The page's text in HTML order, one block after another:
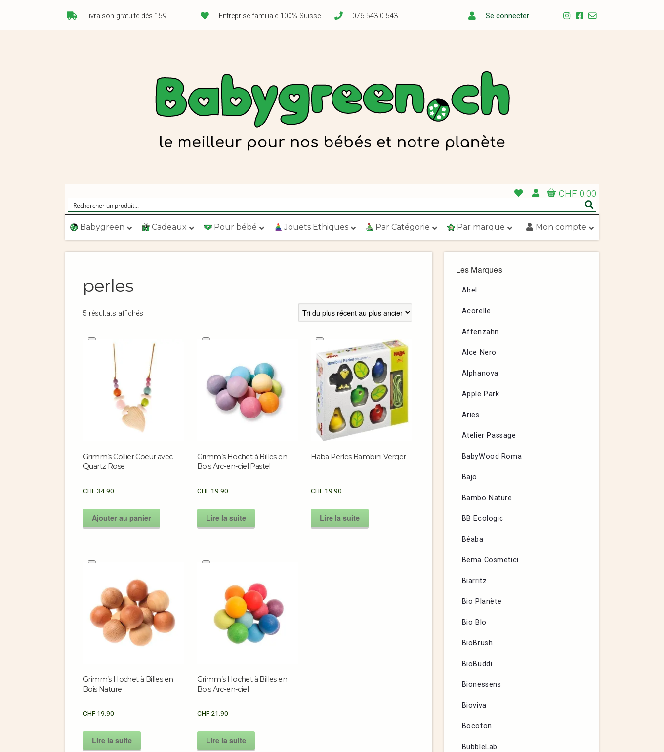
Livraison gratuite dès 159.- Entreprise familiale 100% Suisse 076 543 0 543 Se connecter
CHF 0.00
Babygreen Cadeaux Pour bébé Jouets Ethiques Par Catégorie Par marque Mon compte
perles
5 résultats affichés
Grimm’s Collier Coeur avec
Quartz Rose
CHF34.90
Ajouter au panier
Grimm’s Hochet à Billes en
Bois Arc-en-ciel Pastel
CHF19.90
Lire la suite
Haba Perles Bambini Verger
CHF 19.90
Lire la suite
Grimm’s Hochet à Billes en
Bois Nature
CHF 19.90
Lire la suite
Grimm’s Hochet à Billes en
Bois Arc-en-ciel
CHF21.90
Lire la suite
Les Marques
Abel
Acorelle
Affenzahn
Alce Nero
Alphanova
Apple Park
Aries
Atelier Passage
BabyWood Roma
Bajo
Bambo Nature
BB Ecologic
Béaba
Bema Cosmetici
Biarritz
Bio Planète
Bio Blo
BioBrush
BioBuddi
Bionessens
Bioviva
Bocoton
BubbleLab